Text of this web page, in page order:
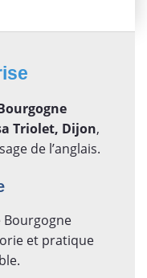
Triolet, Dijon,
de l’anglais.
Bourgogne
et pratique